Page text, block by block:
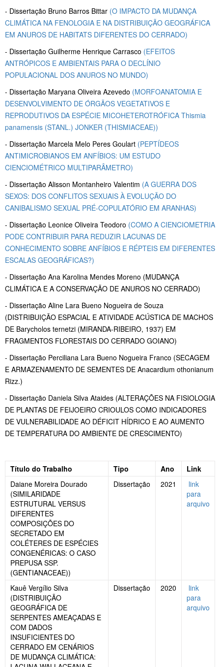
- Dissertação Bruno Barros Bittar (O IMPACTO DA MUDANÇA
CLIMÁTICA NA FENOLOGIA E NA DISTRIBUIÇÃO GEOGRÁFICA
EM ANUROS DE HABITATS DIFERENTES DO CERRADO)
- Dissertação Guilherme Henrique Carrasco (EFEITOS
ANTRÓPICOS E AMBIENTAIS PARA O DECLÍNIO
POPULACIONAL DOS ANUROS NO MUNDO)
- Dissertação Maryana Oliveira Azevedo (MORFOANATOMIA E
DESENVOLVIMENTO DE ÓRGÃOS VEGETATIVOS E
REPRODUTIVOS DA ESPÉCIE MICOHETEROTRÓFICA Thismia
panamensis (STANL.) JONKER (THISMIACEAE))
- Dissertação Marcela Melo Peres Goulart (PEPTÍDEOS
ANTIMICROBIANOS EM ANFÍBIOS: UM ESTUDO
CIENCIOMÉTRICO MULTIPARÂMETRO)
- Dissertação Alisson Montanheiro Valentim (A GUERRA DOS
SEXOS: DOS CONFLITOS SEXUAIS À EVOLUÇÃO DO
CANIBALISMO SEXUAL PRÉ-COPULATÓRIO EM ARANHAS)
- Dissertação Leonice Oliveira Teodoro (COMO A CIENCIOMETRIA
PODE CONTRIBUIR PARA REDUZIR LACUNAS DE
CONHECIMENTO SOBRE ANFÍBIOS E RÉPTEIS EM DIFERENTES
ESCALAS GEOGRÁFICAS?)
- Dissertação Ana Karolina Mendes Moreno (MUDANÇA
CLIMÁTICA E A CONSERVAÇÃO DE ANUROS NO CERRADO)
- Dissertação Aline Lara Bueno Nogueira de Souza
(DISTRIBUIÇÃO ESPACIAL E ATIVIDADE ACÚSTICA DE MACHOS
DE Barycholos ternetzi (MIRANDA-RIBEIRO, 1937) EM
FRAGMENTOS FLORESTAIS DO CERRADO GOIANO)
- Dissertação Perciliana Lara Bueno Nogueira Franco (SECAGEM
E ARMAZENAMENTO DE SEMENTES DE Anacardium othonianum
Rizz.)
- Dissertação Daniela Silva Ataides (ALTERAÇÕES NA FISIOLOGIA
DE PLANTAS DE FEIJOEIRO CRIOULOS COMO INDICADORES
DE VULNERABILIDADE AO DÉFICIT HÍDRICO E AO AUMENTO
DE TEMPERATURA DO AMBIENTE DE CRESCIMENTO)
Título do Trabalho Tipo Ano
Link
Daiane Moreira Dourado
(SIMILARIDADE
ESTRUTURAL VERSUS
DIFERENTES
COMPOSIÇÕES DO
SECRETADO EM
COLÉTERES DE ESPÉCIES
CONGENÉRICAS: O CASO
PREPUSA SSP.
(GENTIANACEAE))
Dissertação 2021
link
para
arquivo
Kauê Vergílio Silva
(DISTRIBUIÇÃO
GEOGRÁFICA DE
SERPENTES AMEAÇADAS E
COM DADOS
INSUFICIENTES DO
CERRADO EM CENÁRIOS
DE MUDANÇA CLIMÁTICA:
Dissertação 2020
link
para
arquivo